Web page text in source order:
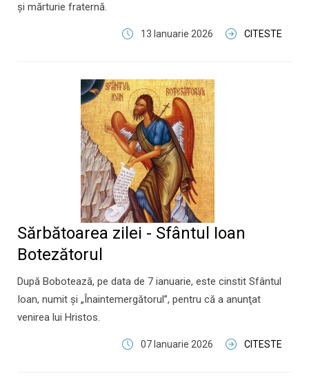
și mărturie fraternă.
13 Ianuarie 2026 CITESTE
Sărbătoarea zilei - Sfântul Ioan
Botezătorul
​După Bobotează, pe data de 7 ianuarie, este cinstit Sfântul
Ioan, numit şi „Înaintemergătorul”, pentru că a anunţat
venirea lui Hristos.
07 Ianuarie 2026 CITESTE